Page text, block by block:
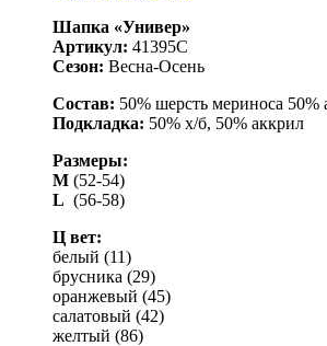
Шапка «Универ»
Артикул: 41395С
Сезон: Весна-Осень
Состав: 50% шерсть мериноса 50%
Подкладка: 50% х/б, 50% аккрил
Размеры:
M (52-54)
L (56-58)
Ц вет:
белый (11)
брусника (29)
оранжевый (45)
салатовый (42)
желтый (86)